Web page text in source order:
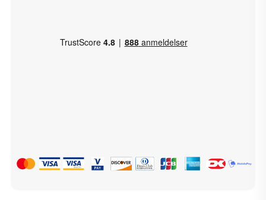
BOOK VORES GARDINBUS GRATIS HER
Adresse